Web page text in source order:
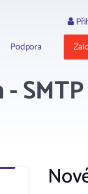
Podpora
SMTP